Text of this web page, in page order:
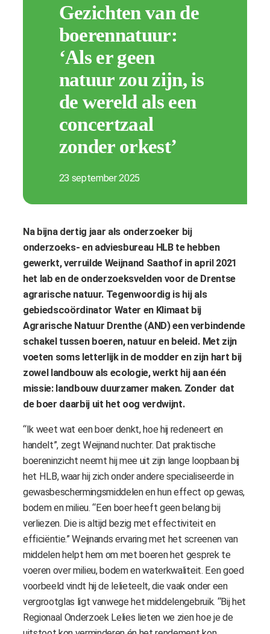
Gezichten van de
boerennatuur:
‘Als er geen
natuur zou zijn, is
de wereld als een
concertzaal
zonder orkest’
23 september 2025
Na bijna dertig jaar als onderzoeker bij
onderzoeks- en adviesbureau HLB te hebben
gewerkt, verruilde Weijnand Saathof in april 2021
het lab en de onderzoeksvelden voor de Drentse
agrarische natuur. Tegenwoordig is hij als
gebiedscoördinator Water en Klimaat bij
Agrarische Natuur Drenthe (AND) een verbindende
schakel tussen boeren, natuur en beleid. Met zijn
voeten soms letterlijk in de modder en zijn hart bij
zowel landbouw als ecologie, werkt hij aan één
missie: landbouw duurzamer maken. Zonder dat
de boer daarbij uit het oog verdwijnt.
“Ik weet wat een boer denkt, hoe hij redeneert en
handelt”, zegt Weijnand nuchter. Dat praktische
boereninzicht neemt hij mee uit zijn lange loopbaan bij
het HLB, waar hij zich onder andere specialiseerde in
gewasbeschermingsmiddelen en hun effect op gewas,
bodem en milieu. “Een boer heeft geen belang bij
verliezen. Die is altijd bezig met effectiviteit en
efficiëntie.” Weijnands ervaring met het screenen van
middelen helpt hem om met boeren het gesprek te
voeren over milieu, bodem en waterkwaliteit. Een goed
voorbeeld vindt hij de lelieteelt, die vaak onder een
vergrootglas ligt vanwege het middelengebruik. “Bij het
Regionaal Onderzoek Lelies lieten we zien hoe je de